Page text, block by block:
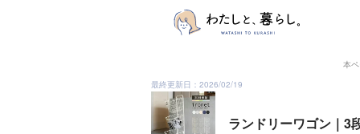
本
最終更新日：2026/02/19
ランドリーワゴン｜3